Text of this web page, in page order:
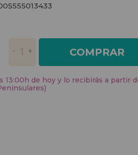
COMPRAR
13:00h de hoy y lo recibirás a partir